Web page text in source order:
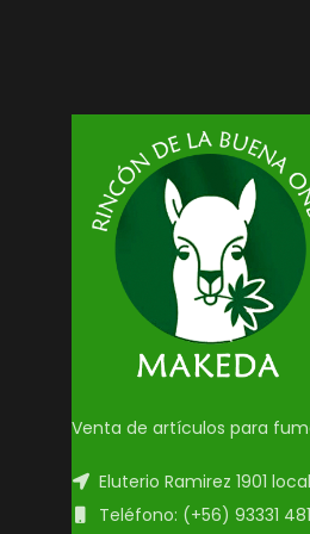
Venta de artículos para
Eluterio Ramirez 1901
Teléfono: (+56) 93331